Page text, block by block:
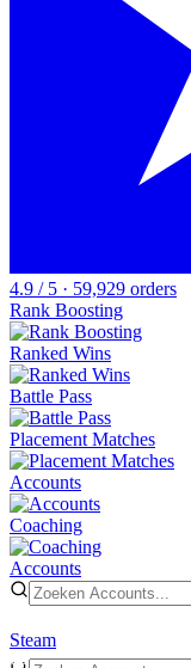
4.9 / 5 · 59,929 orders
Rank Boosting
Ranked Wins
Battle Pass
Placement Matches
Accounts
Coaching
Accounts
Steam